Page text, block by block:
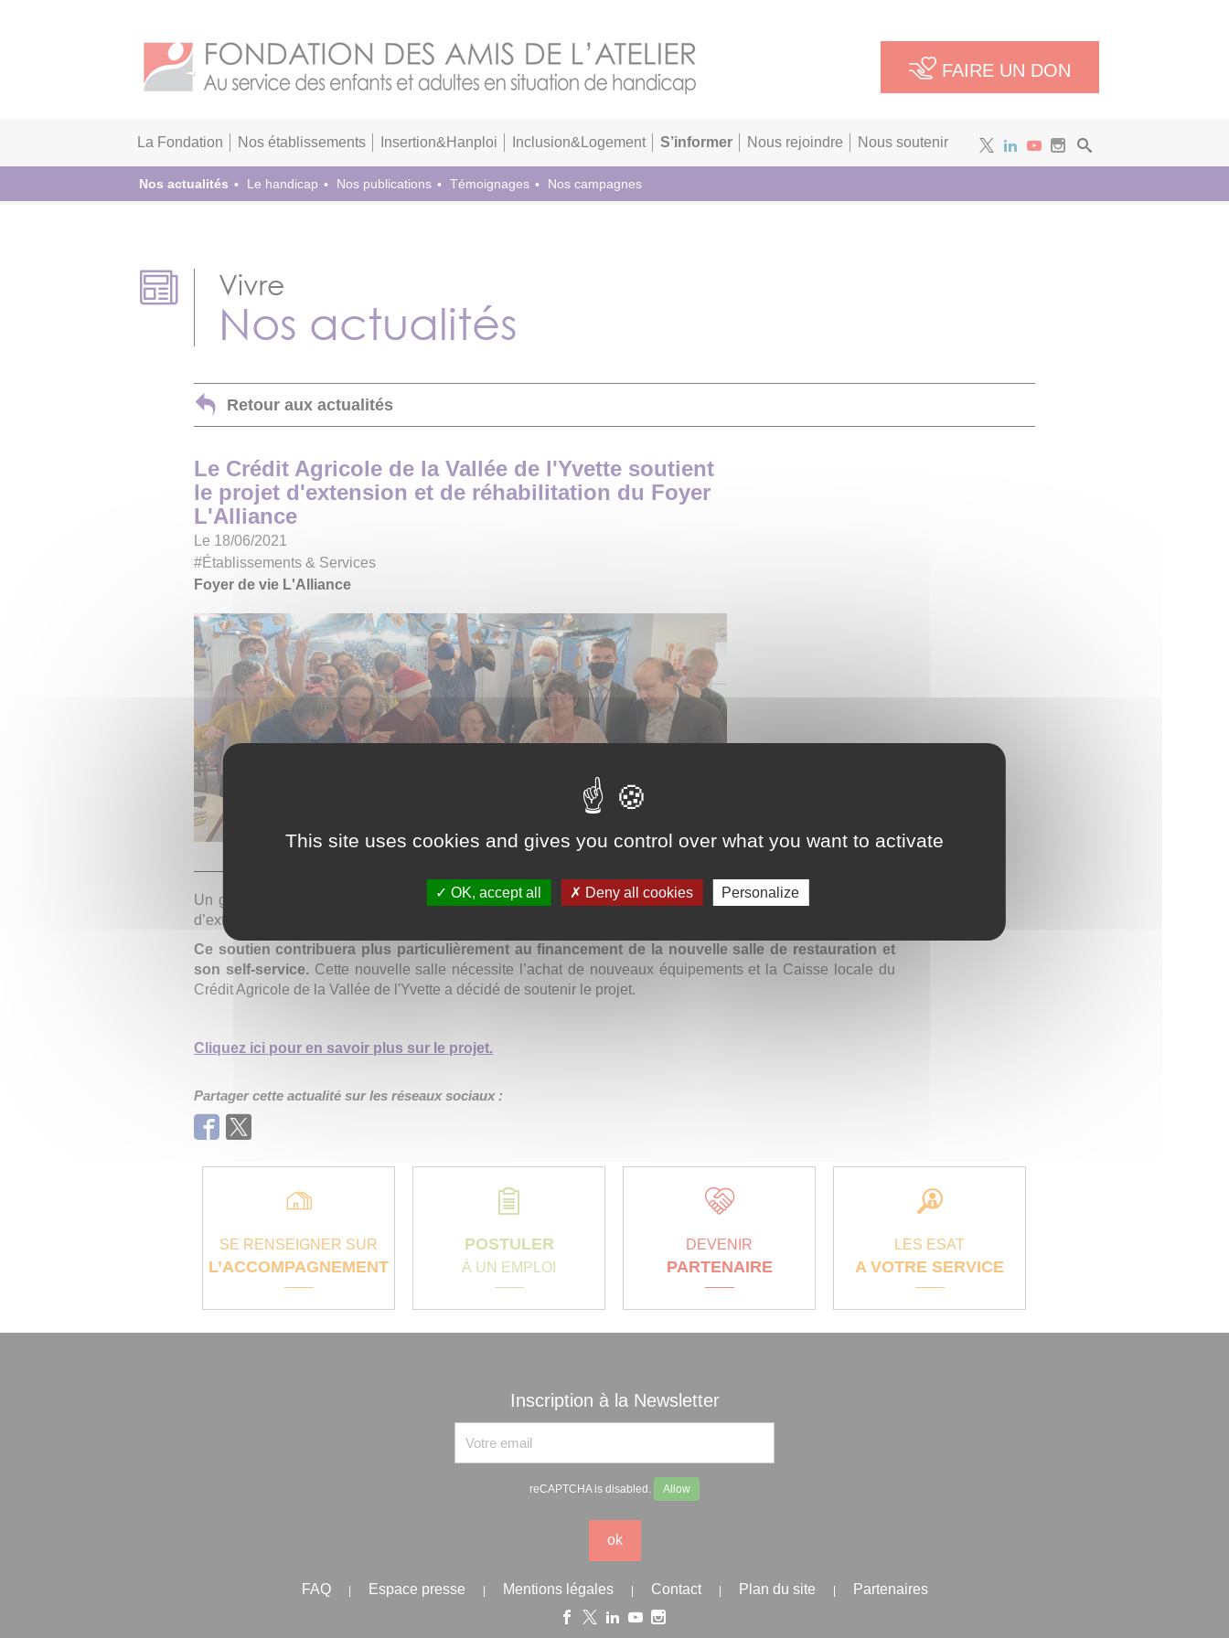
FAIRE UN DON
La Fondation Nos établissements Insertion&Hanploi Inclusion&Logement S’informer
Nos actualités Le handicap Nos publications Témoignages Nos campagnes
Nous rejoindre Nous soutenir
Vivre
Nos actualités
Retour aux actualités
Le Crédit Agricole de la Vallée de l'Yvette soutient
le projet d'extension et de réhabilitation du Foyer
L'Alliance
Le 18/06/2021
#Établissements & Services
Foyer de vie L'Alliance
Un grand merci à la Caisse locale du Crédit Agricole de la Vallée de l'Yvette pour son soutien au projet
d’extension et de et de réhabilitation du Foyer de vie L’Alliance à Verrières-le-Buisson.
Ce soutien contribuera plus particulièrement au financement de la nouvelle salle de restauration et
son self-service.Cette nouvelle salle nécessite l’achat de nouveaux équipements et la Caisse locale du
Crédit Agricole de la Vallée de l'Yvette a décidé de soutenir le projet.
Cliquez ici pour en savoir plus sur le projet.
Partager cette actualité sur les réseaux sociaux :
Facebook
SE RENSEIGNER SUR
L’ACCOMPAGNEMENT
POSTULER
À UN EMPLOI
DEVENIR
PARTENAIRE
LES ESAT
A VOTRE SERVICE
Inscription à la Newsletter
reCAPTCHA is disabled. Allow
ok
FAQ | Espace presse | Mentions légales | Contact | Plan du site | Partenaires
This site uses cookies and gives you control over what you want to activate
OK, accept all Deny all cookies Personalize